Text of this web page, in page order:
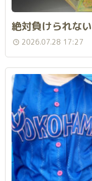
絶対負けられな
2026.07.28 17:27